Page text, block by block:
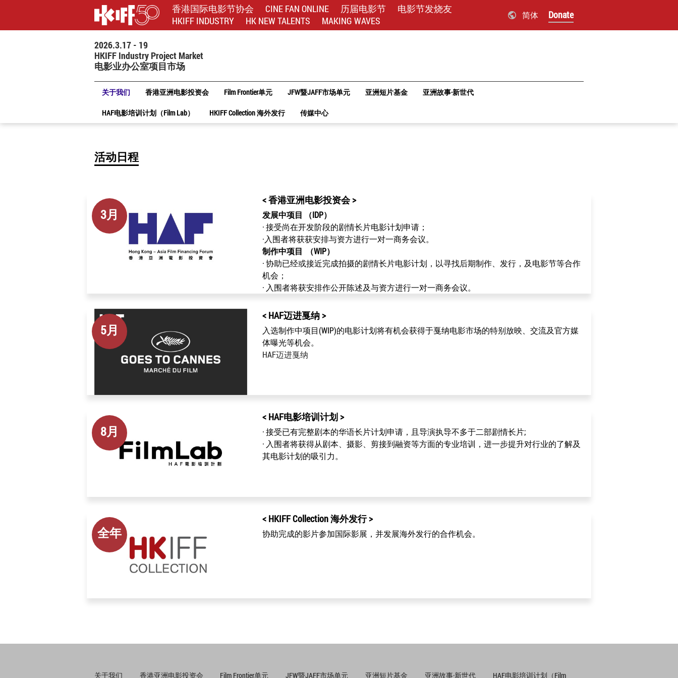
香港国际电影节协会 CINE FAN ONLINE 历届电影节
电影节发烧友
HKIFF INDUSTRY
HK NEW TALENTS MAKING WAVES 简体 Donate
2026.3.17 - 19
HKIFF Industry Project Market
电影业办公室项目市场
关于我们 香港亚洲电影投资会 Film Frontier单元 JFW暨JAFF市场单元 亚洲短片基金 亚洲故事·新世代
HAF电影培训计划（Film Lab） HKIFF Collection 海外发行 传媒中心
活动日程
3月
< 香港亚洲电影投资会 >
发展中项目 （IDP）
· 接受尚在开发阶段的剧情长片电影计划申请；
·入围者将获获安排与资方进行一对一商务会议。
制作中项目 （WIP）
· 协助已经或接近完成拍摄的剧情长片电影计划，以寻找后期制作、发行，及电影节等合作
机会；
· 入围者将获安排作公开陈述及与资方进行一对一商务会议。
5月
< HAF迈进戛纳 >
入选制作中项目(WIP)的电影计划将有机会获得于戛纳电影市场的特别放映、交流及官方媒
体曝光等机会。
HAF迈进戛纳
8月
< HAF电影培训计划 >
· 接受已有完整剧本的华语长片计划申请，且导演执导不多于二部剧情长片;
· 入围者将获得从剧本、摄影、剪接到融资等方面的专业培训，进一步提升对行业的了解及
其电影计划的吸引力。
全年
< HKIFF Collection 海外发行 >
协助完成的影片参加国际影展，并发展海外发行的合作机会。
关于我们 香港亚洲电影投资会 Film Frontier单元 JFW暨JAFF市场单元 亚洲短片基金 亚洲故事·新世代 HAF电影培训计划（Film